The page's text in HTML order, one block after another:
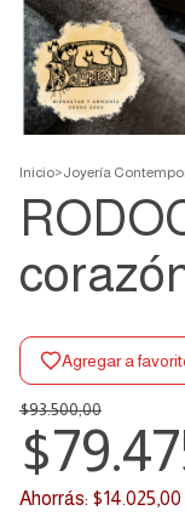
Inicio>Joyería
Agregar a
$93.500,00
Ahorrás: $14.025,00